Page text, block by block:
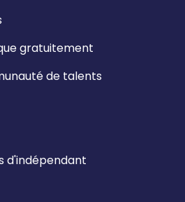
gratuitement
de talents
d'indépendant